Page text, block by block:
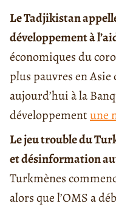
Le Tadjikistan
développement à
économiques du
plus pauvres en
aujourd’hui à la
développementune
Le jeu trouble du
et désinformation
Turkmènes
alors que l’OMS a